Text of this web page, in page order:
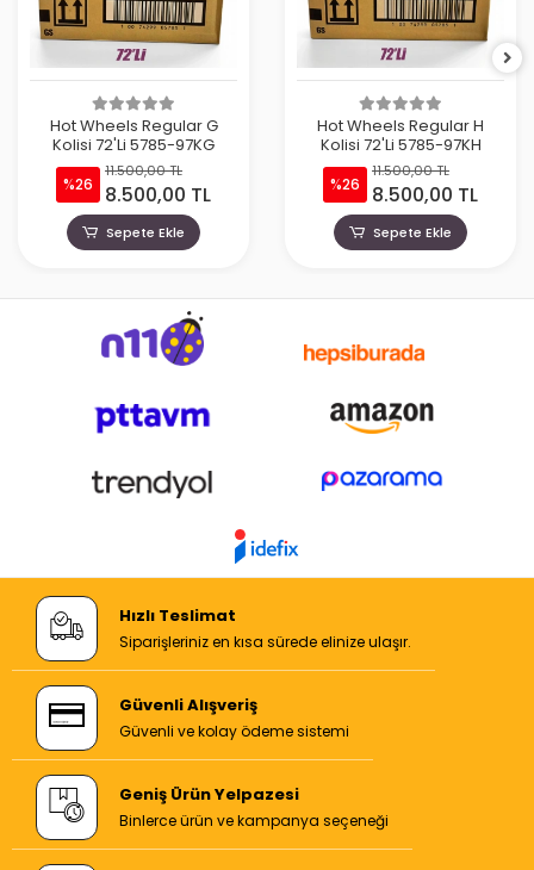
Hot Wheels Regular G
Kolisi 72'Li 5785-97KG
%26
11.500,00 TL
8.500,00 TL
Sepete Ekle
Hot Wheels Regular H
Kolisi 72'Li 5785-97KH
%26
11.500,00 TL
8.500,00 TL
Sepete Ekle
Hızlı Teslimat
Siparişleriniz en kısa sürede elinize ulaşır.
Güvenli Alışveriş
Güvenli ve kolay ödeme sistemi
Geniş Ürün Yelpazesi
Binlerce ürün ve kampanya seçeneği